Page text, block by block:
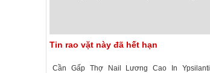
Tin rao vặt này đã hết hạn
Cần Gấp Thợ Nail Lương Cao In Ypsilanti